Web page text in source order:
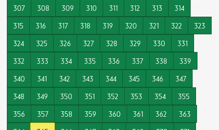
307
308 309 310 311 312 313
314
315
316 317 318 319 320 321 322
323
324
325 326 327 328 329 330
331
332
333 334 335 336 337 338
339
340
341 342 343 344 345 346
347
348
349 350 351 352 353 354
355
356
357 358 359 360 361 362
363